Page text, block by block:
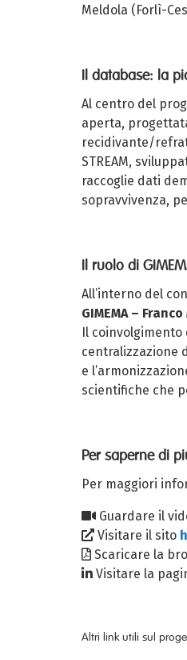
Meldola (Forlì-
Il database: la
Al centro del
aperta,
recidivante/
STREAM,
raccoglie dati
sopravvivenza,
Il ruolo di
All’interno del
GIMEMA –
Il
centralizzazione
e
scientifiche che
Per saperne di
Per maggiori
Guardare il
Visitare il sito
Scaricare la
Visitare la
Altri link utili sul